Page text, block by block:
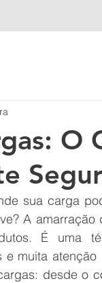
O
sua carga
A
É uma
muita
desde o